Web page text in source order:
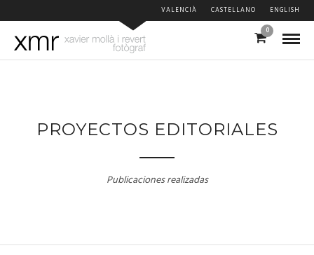
VALENCIÀ CASTELLANO ENGLISH
0
PROYECTOS EDITORIALES
Publicaciones realizadas